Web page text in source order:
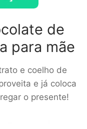
de
para mãe
e coelho de
e já coloca
o presente!